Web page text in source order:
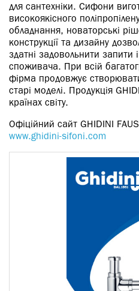
для сантехніки. Сифони
високоякісного
обладнання, новаторські
конструкції та дизайну
здатні задовольнити запити
споживача. При всій
фірма продовжує
старі моделі. Продукція
країнах світу.
Офіційний сайт GHIDINI
www.ghidini-sifoni.com